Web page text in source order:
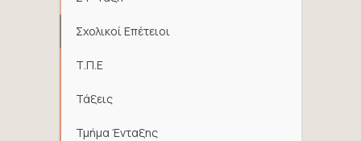
Σχολικοί Επέτειοι
Τ.Π.Ε
Τάξεις
Τμήμα Ένταξης